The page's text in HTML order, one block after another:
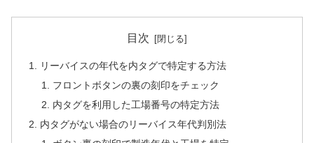
目次
リーバイスの年代を内タグで特定する方法
フロントボタンの裏の刻印をチェック
内タグを利用した工場番号の特定方法
内タグがない場合のリーバイス年代判別法